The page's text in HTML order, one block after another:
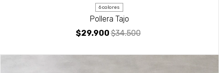
6 colores
Pollera Tajo
$29.900$34.500